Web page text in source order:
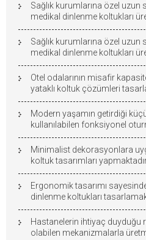
Sağlık kurumlarına özel uzun
medikal dinlenme koltukları
Sağlık kurumlarına özel uzun
medikal dinlenme koltukları
Otel odalarının misafir
yataklı koltuk çözümleri
Modern yaşamın getirdiği
kullanılabilen fonksiyonel
Minimalist dekorasyonlara
koltuk tasarımları
Ergonomik tasarımı
dinlenme koltukları
Hastanelerin ihtiyaç duyduğu
olabilen mekanizmalarla